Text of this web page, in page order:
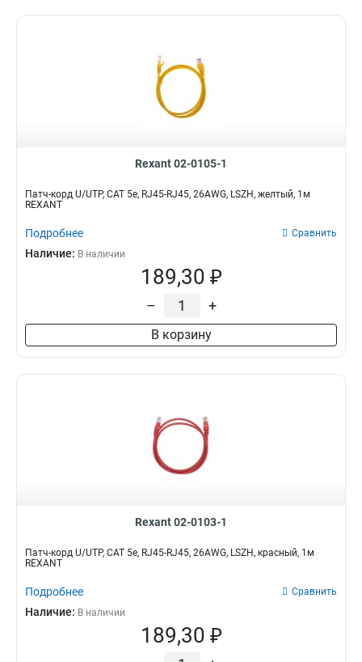
Rexant 02-0105-1
Патч-корд U/UTP, CAT 5e, RJ45-RJ45, 26AWG, LSZH, желтый, 1м
REXANT
Подробнее Сравнить
Наличие: В наличии
189,30 ₽
– +
В корзину
Rexant 02-0103-1
Патч-корд U/UTP, CAT 5e, RJ45-RJ45, 26AWG, LSZH, красный, 1м
REXANT
Подробнее Сравнить
Наличие: В наличии
189,30 ₽